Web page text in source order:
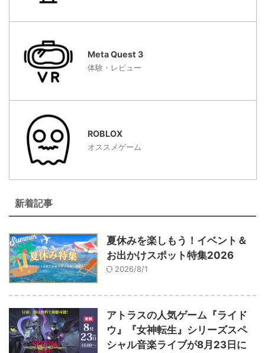
Meta Quest 3
体験・レビュー
ROBLOX
オススメゲーム
新着記事
夏休みを楽しもう！イベント＆
お出かけスポット特集2026
2026/8/1
アトラスの人気ゲーム『ライド
ウ』『女神転生』シリーズスペ
シャル音楽ライブが8月23日に